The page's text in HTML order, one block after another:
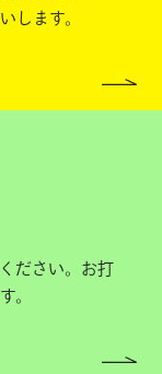
します。
ださい。お打
。